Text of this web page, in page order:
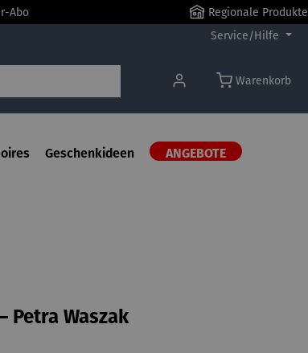
Abo
Regionale Produkte
Service/Hilfe
Warenkorb
Geschenkideen ANGEBOTE
Petra Waszak